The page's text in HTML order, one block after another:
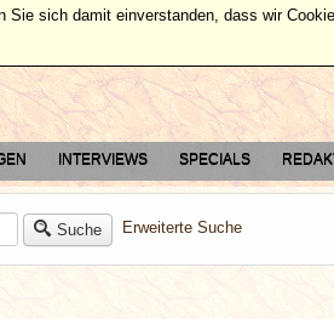
INTERVIEWS SPECIALS
Suche Erweiterte Suche
sich damit einverstanden, dass wir